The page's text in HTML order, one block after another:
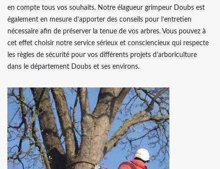
en compte tous vos souhaits. Notre élagueur grimpeur Doubs est
également en mesure d’apporter des conseils pour l’entretien
nécessaire afin de préserver la tenue de vos arbres. Vous pouvez à
cet effet choisir notre service sérieux et consciencieux qui respecte
les règles de sécurité pour vos différents projets d’arboriculture
dans le département Doubs et ses environs.